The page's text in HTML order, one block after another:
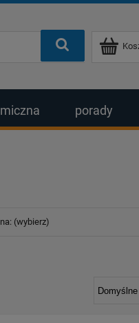
porady
(wybierz)